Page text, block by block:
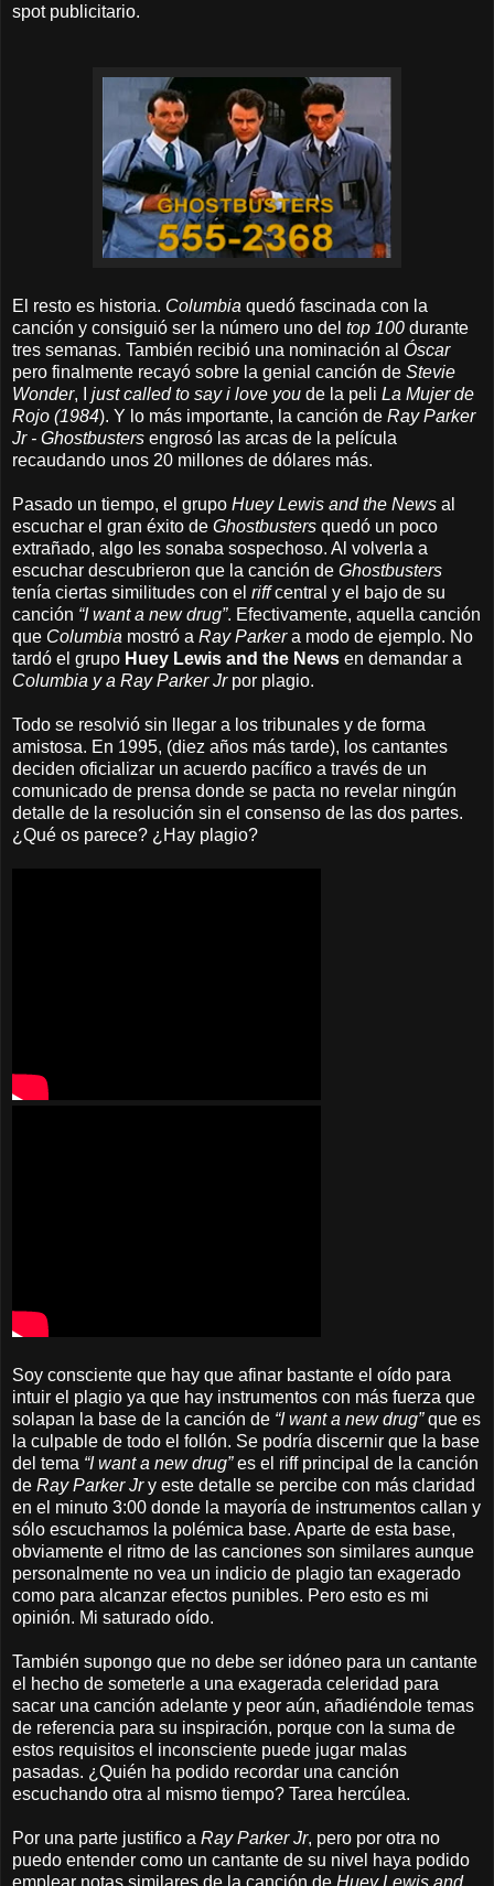
spot publicitario.
El resto es historia. Columbia quedó fascinada con la
canción y consiguió ser la número uno del top 100 durante
tres semanas. También recibió una nominación al Óscar
pero finalmente recayó sobre la genial canción de Stevie
Wonder, I just called to say i love you de la peli La Mujer de
Rojo (1984). Y lo más importante, la canción de Ray Parker
Jr - Ghostbusters engrosó las arcas de la película
recaudando unos 20 millones de dólares más.
Pasado un tiempo, el grupo Huey Lewis and the News al
escuchar el gran éxito de Ghostbusters quedó un poco
extrañado, algo les sonaba sospechoso. Al volverla a
escuchar descubrieron que la canción de Ghostbusters
tenía ciertas similitudes con el riffcentral y el bajo de su
canción “I want a new drug”. Efectivamente, aquella canción
que Columbia mostró a Ray Parkera modo de ejemplo. No
tardó el grupo Huey Lewis and the News en demandar a
Columbia y a Ray Parker Jrpor plagio.
Todo se resolvió sin llegar a los tribunales y de forma
amistosa. En 1995, (diez años más tarde), los cantantes
deciden oficializar un acuerdo pacífico a través de un
comunicado de prensa donde se pacta no revelar ningún
detalle de la resolución sin el consenso de las dos partes.
¿Qué os parece? ¿Hay plagio?
Soy consciente que hay que afinar bastante el oído para
intuir el plagio ya que hay instrumentos con más fuerza que
solapan la base de la canción de “I want a new drug”que es
la culpable de todo el follón. Se podría discernir que la base
del tema “I want a new drug”es el riff principal de la canción
de Ray Parker Jry este detalle se percibe con más claridad
en el minuto 3:00 donde la mayoría de instrumentos callan y
sólo escuchamos la polémica base. Aparte de esta base,
obviamente el ritmo de las canciones son similares aunque
personalmente no vea un indicio de plagio tan exagerado
como para alcanzar efectos punibles. Pero esto es mi
opinión. Mi saturado oído.
También supongo que no debe ser idóneo para un cantante
el hecho de someterle a una exagerada celeridad para
sacar una canción adelante y peor aún, añadiéndole temas
de referencia para su inspiración, porque con la suma de
estos requisitos el inconsciente puede jugar malas
pasadas. ¿Quién ha podido recordar una canción
escuchando otra al mismo tiempo? Tarea hercúlea.
Por una parte justifico a Ray Parker Jr, pero por otra no
puedo entender como un cantante de su nivel haya podido
emplear notas similares de la canción de Huey Lewis and